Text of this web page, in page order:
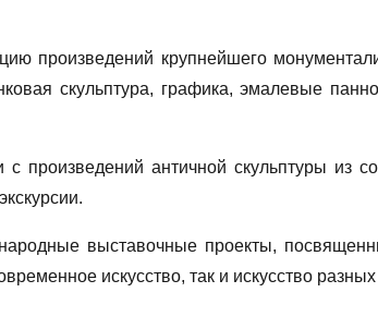
произведений крупнейшего
скульптура, графика, эмалевые
античной скульптуры из
выставочные проекты,
искусство, так и искусство